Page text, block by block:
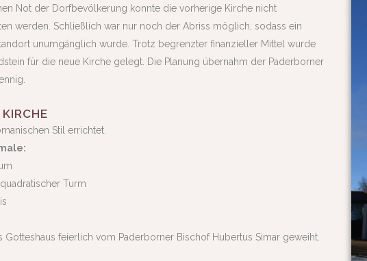
Not der Dorfbevölkerung konnte die vorherige Kirche nicht
werden. Schließlich war nur noch der Abriss möglich, sodass ein
unumgänglich wurde. Trotz begrenzter finanzieller Mittel wurde
für die neue Kirche gelegt. Die Planung übernahm der Paderborner
Stil errichtet.
Turm
Gotteshaus feierlich vom Paderborner Bischof Hubertus Simar geweiht.